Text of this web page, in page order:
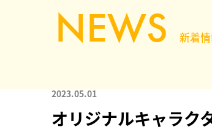
NEWS 新着
2023.05.01
オリジナルキャラク